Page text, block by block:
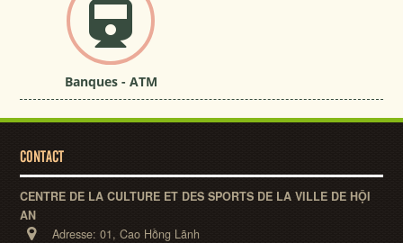
Banques - ATM
CONTACT
CENTRE DE LA CULTURE ET DES SPORTS DE LA VILLE DE HỘI
AN
Adresse:01, Cao Hồng Lãnh